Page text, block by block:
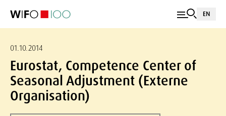
EN
01.10.2014
Eurostat, Competence Center of
Seasonal Adjustment (Externe
Organisation)